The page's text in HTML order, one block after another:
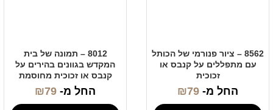
8562 – ציור פנורמי של הכותל
עם מתפללים על קנבס או
זכוכית
החל מ- ₪79
8012 – תמונה של בית
המקדש בגוונים בהירים על
קנבס או זכוכית מחוסמת
החל מ- ₪79